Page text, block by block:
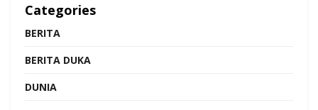
Categories
BERITA
BERITA DUKA
DUNIA